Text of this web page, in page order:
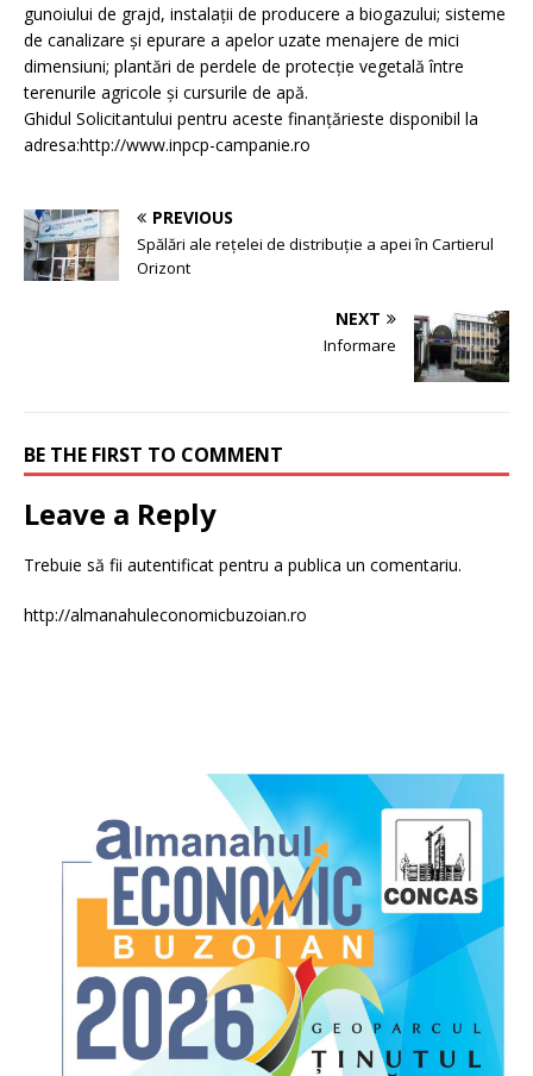
gunoiului de grajd, instalații de producere a biogazului; sisteme
de canalizare şi epurare a apelor uzate menajere de mici
dimensiuni; plantări de perdele de protecție vegetală între
terenurile agricole şi cursurile de apă.
Ghidul Solicitantului pentru aceste finanțărieste disponibil la
adresa:http://www.inpcp-campanie.ro
PREVIOUS
Spălări ale rețelei de distribuție a apei în Cartierul
Orizont
NEXT
Informare
BE THE FIRST TO COMMENT
Leave a Reply
Trebuie să fii autentificat pentru a publica un comentariu.
http://almanahuleconomicbuzoian.ro